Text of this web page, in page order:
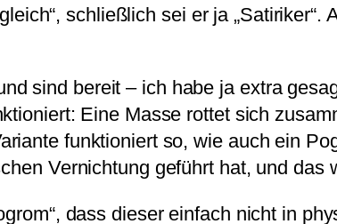
schließlich sei er ja
sind bereit – ich habe ja extra
Eine Masse rottet sich
funktioniert so, wie auch ein
Vernichtung geführt hat, und das
dass dieser einfach nicht in